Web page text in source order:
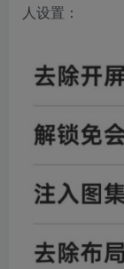
人设置：